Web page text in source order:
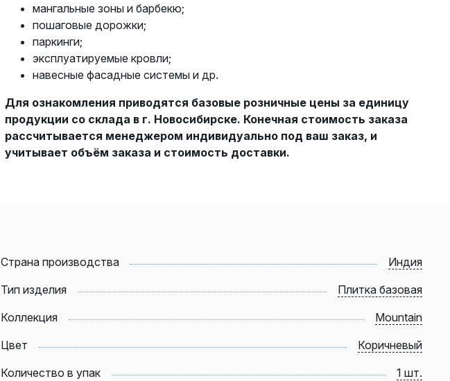
мангальные зоны и барбекю;
пошаговые дорожки;
паркинги;
эксплуатируемые кровли;
навесные фасадные системы и др.
Для ознакомления приводятся базовые розничные цены за единицу
продукции со склада в г. Новосибирске. Конечная стоимость заказа
рассчитывается менеджером индивидуально под ваш заказ, и
учитывает объём заказа и стоимость доставки.
Страна производства
Индия
Тип изделия
Плитка базовая
Коллекция
Mountain
Цвет
Коричневый
Количество в упак
1 шт.